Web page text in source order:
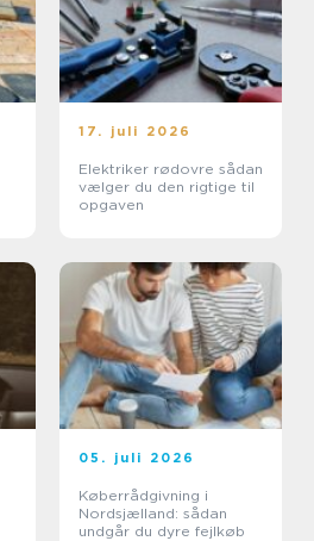
17. juli 2026
Elektriker rødovre sådan
vælger du den rigtige til
opgaven
05. juli 2026
Køberrådgivning i
Nordsjælland: sådan
undgår du dyre fejlkøb